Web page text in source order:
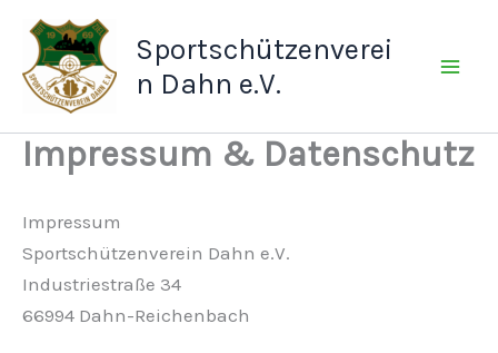
Zum
Inhalt
springen
Sportschützenverei
n Dahn e.V.
Impressum & Datenschutz
Impressum
Sportschützenverein Dahn e.V.
Industriestraße 34
66994 Dahn-Reichenbach